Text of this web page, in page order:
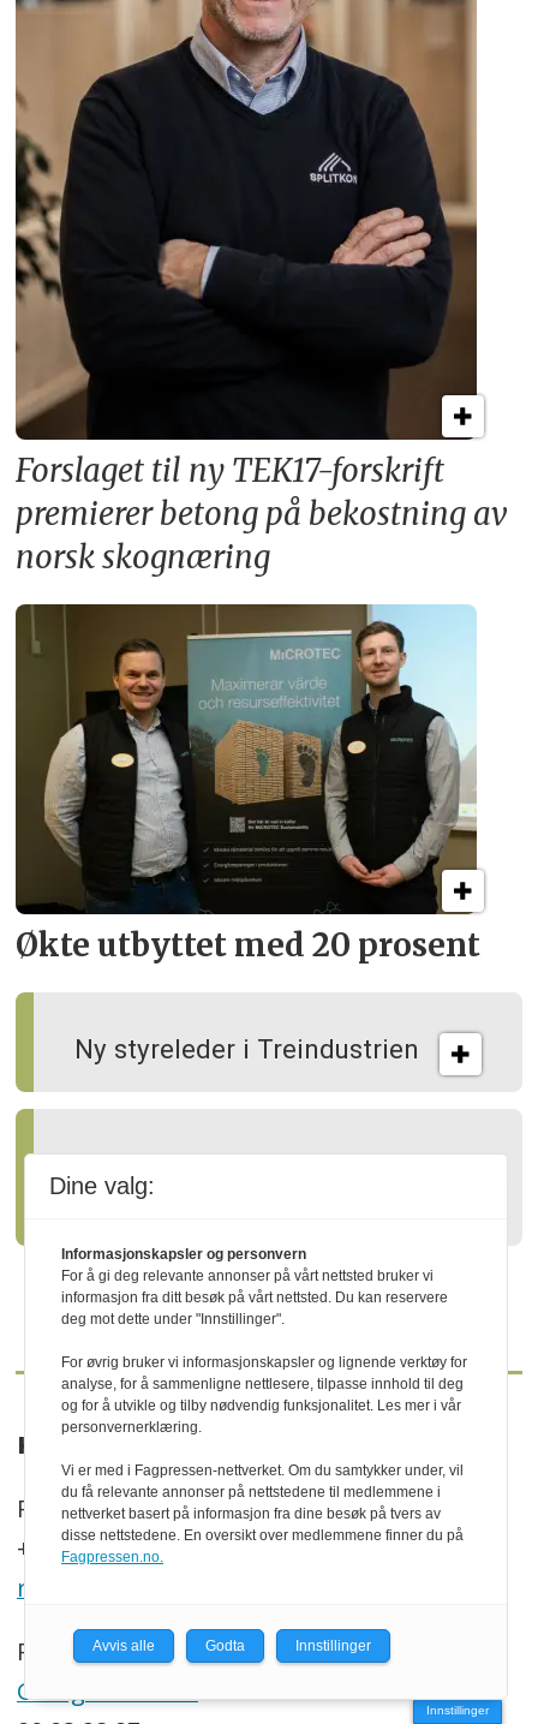
Forslaget til ny TEK17-forskrift
premierer betong på bekostning av
norsk skognæring
Økte utbyttet med 20 prosent
Ny styreleder i Treindustrien
klima og natur
KONTAKT
P.b. 130, N-2261 Kirkenær
+47 469 41 000
redaksjonen@trenytt.no
Redaktør:
Georg Mathisen
Innstillinger
Dine valg:
Informasjonskapsler og personvern
For å gi deg relevante annonser på vårt nettsted bruker vi
informasjon fra ditt besøk på vårt nettsted. Du kan reservere
deg mot dette under "Innstillinger".
For øvrig bruker vi informasjonskapsler og lignende verktøy for
analyse, for å sammenligne nettlesere, tilpasse innhold til deg
og for å utvikle og tilby nødvendig funksjonalitet. Les mer i vår
personvernerklæring.
Vi er med i Fagpressen-nettverket. Om du samtykker under, vil
du få relevante annonser på nettstedene til medlemmene i
nettverket basert på informasjon fra dine besøk på tvers av
disse nettstedene. En oversikt over medlemmene finner du på
Fagpressen.no.
Avvis alle Godta Innstillinger